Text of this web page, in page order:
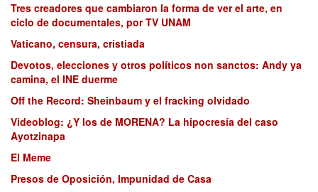
Tres creadores que cambiaron la forma de ver el arte, en
ciclo de documentales, por TV UNAM
Vaticano, censura, cristiada
Devotos, elecciones y otros políticos non sanctos: Andy ya
camina, el INE duerme
Off the Record: Sheinbaum y el fracking olvidado
Videoblog: ¿Y los de MORENA? La hipocresía del caso
Ayotzinapa
El Meme
Presos de Oposición, Impunidad de Casa